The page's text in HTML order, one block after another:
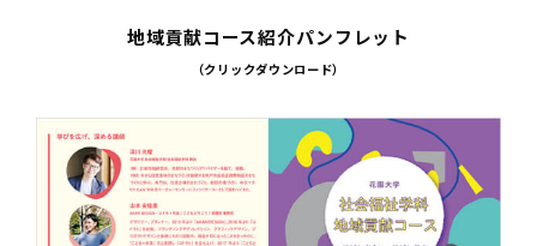
地域貢献コース紹介パンフレット
（クリックダウンロード）